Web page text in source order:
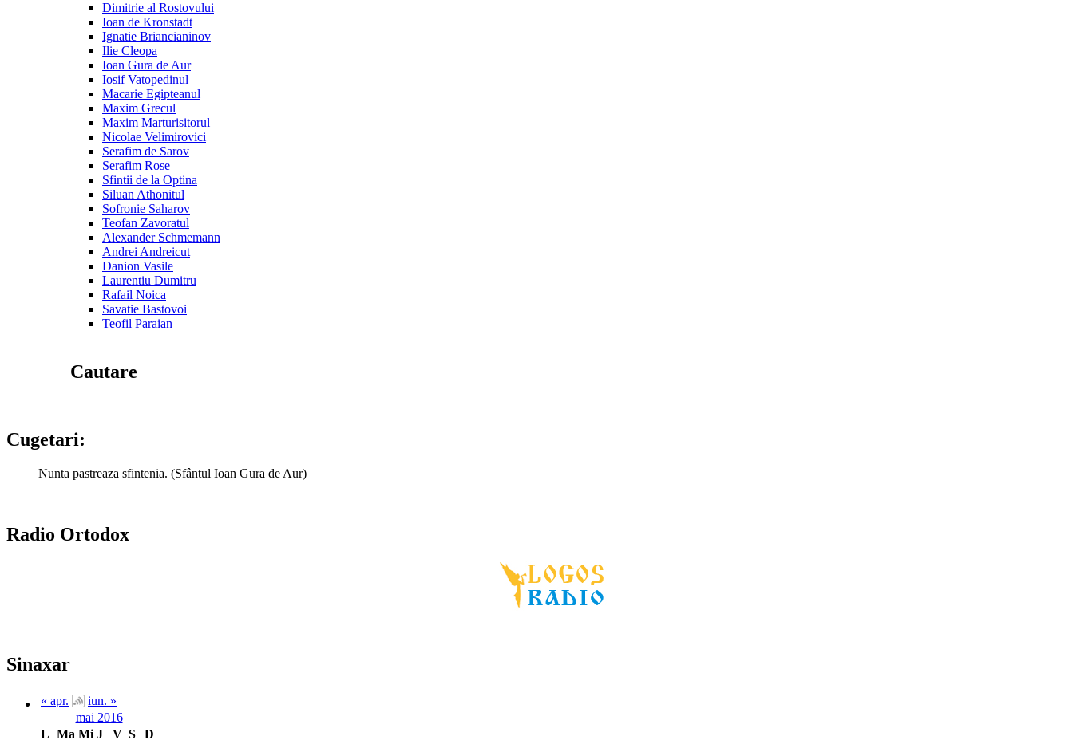
Dimitrie al Rostovului
Ioan de Kronstadt
Ignatie Briancianinov
Ilie Cleopa
Ioan Gura de Aur
Iosif Vatopedinul
Macarie Egipteanul
Maxim Grecul
Maxim Marturisitorul
Nicolae Velimirovici
Serafim de Sarov
Serafim Rose
Sfintii de la Optina
Siluan Athonitul
Sofronie Saharov
Teofan Zavoratul
Alexander Schmemann
Andrei Andreicut
Danion Vasile
Laurentiu Dumitru
Rafail Noica
Savatie Bastovoi
Teofil Paraian
Cautare
Cugetari:
Nunta pastreaza sfintenia. (Sfântul Ioan Gura de Aur)
Radio Ortodox
Sinaxar
« apr.
iun. »
mai 2016
L Ma Mi J V S
D